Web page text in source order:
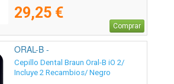
29,25 €
Comprar
ORAL-B -
Cepillo Dental Braun Oral-B iO 2/
Incluye 2 Recambios/ Negro